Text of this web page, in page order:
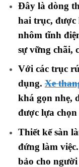
Đây là dòng
hai trục, được
nhôm tĩnh
sự vững chãi,
Với các trục
dụng. Xe
khá gọn nhẹ,
được lựa
Thiết kế sàn
đứng làm
bảo cho